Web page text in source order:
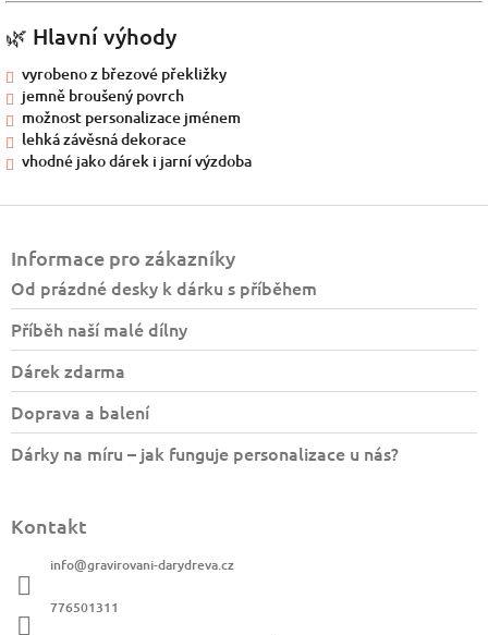
🌿 Hlavní výhody
vyrobeno z březové překližky
jemně broušený povrch
možnost personalizace jménem
lehká závěsná dekorace
vhodné jako dárek i jarní výzdoba
Informace pro zákazníky
Od prázdné desky k dárku s příběhem
Příběh naší malé dílny
Dárek zdarma
Doprava a balení
Dárky na míru – jak funguje personalizace u nás?
Kontakt
info@gravirovani-darydreva.cz
776501311